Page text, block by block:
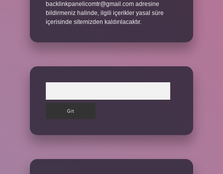
backlinkpanelicomtr@gmail.com adresine
bildirmeniz halinde, ilgili içerikler yasal süre
içerisinde sitemizden kaldırılacaktır.